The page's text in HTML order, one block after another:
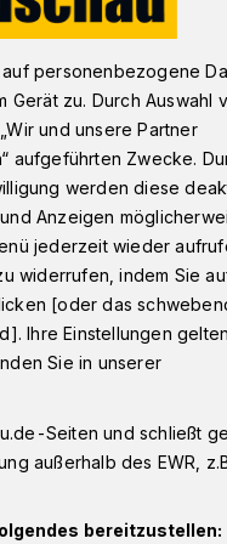
2022 in Wuppertal-
im
personenbezogene
zu. Durch Auswahl
und unsere Partner
aufgeführten Zwecke.
werden diese
Anzeigen
jederzeit wieder
widerrufen, indem Sie
[oder das
Ihre Einstellungen gelten
Sie in unserer
Seiten und schließt
außerhalb des EWR,
bereitzustellen: